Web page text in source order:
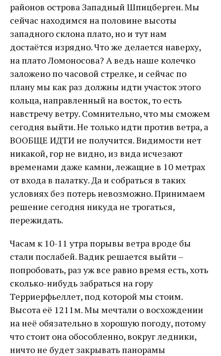
районов острова Западный Шпицберген. Мы
сейчас находимся на половине высоты
западного склона плато, но и тут нам
достаётся изрядно. Что же делается наверху,
на плато Ломоносова? А ведь наше колечко
заложено по часовой стрелке, и сейчас по
плану мы как раз должны идти участок этого
кольца, направленный на восток, то есть
навстречу ветру. Сомнительно, что мы сможем
сегодня выйти. Не только идти против ветра, а
ВООБЩЕ ИДТИ не получится. Видимости нет
никакой, гор не видно, из вида исчезают
временами даже камни, лежащие в 10 метрах
от входа в палатку. Да и собраться в таких
условиях без потерь невозможно. Принимаем
решение сегодня никуда не трогаться,
пережидать.
Часам к 10-11 утра порывы ветра вроде бы
стали послабей. Вадик решается выйти –
попробовать, раз уж все равно время есть, хоть
сколько-нибудь забраться на гору
Терриерфьеллет, под которой мы стоим.
Высота её 1211м. Мы мечтали о восхождении
на неё обязательно в хорошую погоду, потому
что стоит она обособленно, вокруг ледники,
ничто не будет закрывать панорамы